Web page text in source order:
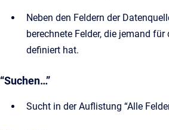
Neben den Feldern der
berechnete Felder, die jemand
definiert hat.
“Suchen…”
Sucht in der Auflistung “Alle